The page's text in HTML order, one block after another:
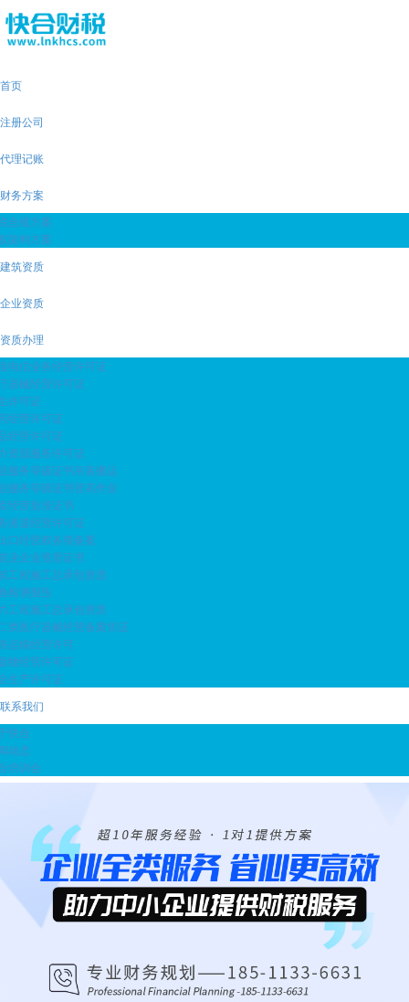
首页
注册公司
代理记账
财务方案
合规方案
架构方案
建筑资质
企业资质
资质办理
电信业务经营许可证
器械经营许可证
许可证
经营许可证
经营许可证
资源服务许可证
服务等级证书吊装搬运
服务等级证书登高作业
经营批准证书
派遣经营许可证
口经营权各项备案
业企业资质证书
工程施工总承包资质
检测报告
工程施工总承包资质
类医疗器械经营备案凭证
运输经营许可
物经营许可证
生产许可证
联系我们
快合
动态
培训会